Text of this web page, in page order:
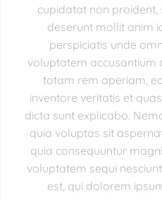
cupidatat non proident,
deserunt mollit anim
perspiciatis unde
voluptatem accusantium
totam rem aperiam,
inventore veritatis et
dicta sunt explicabo.
quia voluptas sit
quia consequuntur
voluptatem sequi
est, qui dolorem